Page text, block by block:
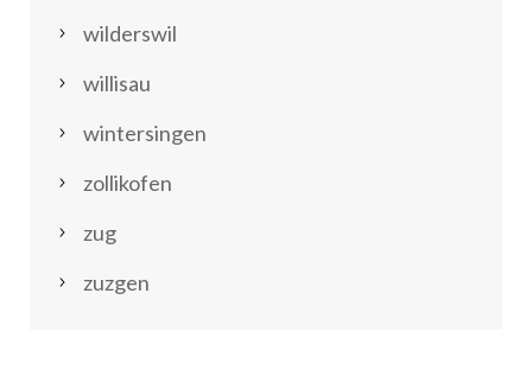
wilderswil
willisau
wintersingen
zollikofen
zug
zuzgen